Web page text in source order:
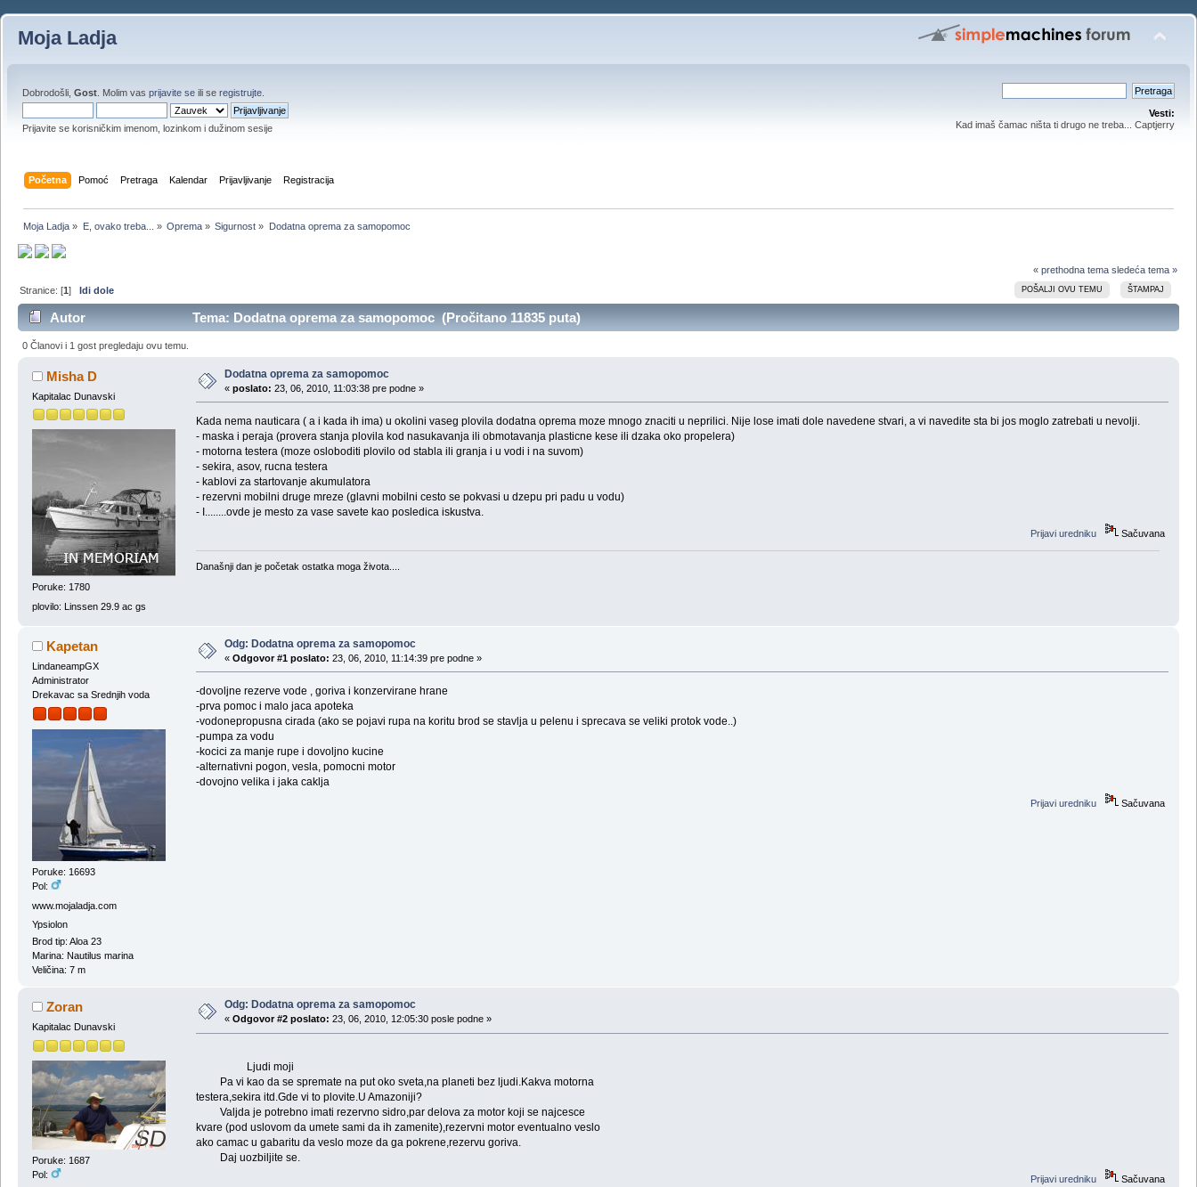
Moja Ladja
Dobrodošli, Gost . Molim vas prijavite se ili se registrujte
Prijavite se korisničkim imenom, lozinkom i dužinom sesije
Vesti:
Kad imaš čamac ništa ti drugo ne treba... Captjerry
Početna Pomoć Pretraga Kalendar Prijavljivanje Registracija
Moja Ladja » E, ovako treba... » Oprema» Sigurnost » Dodatna oprema za samopomoc
« prethodna tema sledeća tema »
POŠALJI OVU TEMU ŠTAMPAJ
Stranice: [1]Idi dole
Autor Tema: Dodatna oprema za samopomoc (Pročitano 11835 puta)
0 Članovi i 1 gost pregledaju ovu temu.
Misha D
Kapitalac Dunavski
Poruke: 1780
plovilo: Linssen 29.9 ac gs
Dodatna oprema za samopomoc
« poslato: 23, 06, 2010, 11:03:38 pre podne »
Kada nema nauticara ( a i kada ih ima) u okolini vaseg plovila dodatna oprema moze mnogo znaciti u neprilici. Nije lose imati dole navedene stvari, a vi navedite sta bi jos moglo zatrebati u nevolji.
- maska i peraja (provera stanja plovila kod nasukavanja ili obmotavanja plasticne kese ili dzaka oko propelera)
- motorna testera (moze osloboditi plovilo od stabla ili granja i u vodi i na suvom)
- sekira, asov, rucna testera
- kablovi za startovanje akumulatora
- rezervni mobilni druge mreze (glavni mobilni cesto se pokvasi u dzepu pri padu u vodu)
- I........ovde je mesto za vase savete kao posledica iskustva.
Prijavi uredniku Sačuvana
Današnji dan je početak ostatka moga života....
Kapetan
LindaneampGX
Administrator
Drekavac sa Srednjih voda
Poruke: 16693
Pol:
www.mojaladja.com
Ypsiolon
Brod tip: Aloa 23
Marina: Nautilus marina
Veličina: 7 m
Odg: Dodatna oprema za samopomoc
« Odgovor #1 poslato: 23, 06, 2010, 11:14:39 pre podne »
-dovoljne rezerve vode , goriva i konzervirane hrane
-prva pomoc i malo jaca apoteka
-vodonepropusna cirada (ako se pojavi rupa na koritu brod se stavlja u pelenu i sprecava se veliki protok vode..)
-pumpa za vodu
-kocici za manje rupe i dovoljno kucine
-alternativni pogon, vesla, pomocni motor
-dovojno velika i jaka caklja
Prijavi uredniku Sačuvana
Zoran
Kapitalac Dunavski
Poruke: 1687
Pol:
Odg: Dodatna oprema za samopomoc
« Odgovor #2 poslato: 23, 06, 2010, 12:05:30 posle podne »
Ljudi moji
Pa vi kao da se spremate na put oko sveta,na planeti bez ljudi.Kakva motorna
testera,sekira itd.Gde vi to plovite.U Amazoniji?
Valjda je potrebno imati rezervno sidro,par delova za motor koji se najcesce
kvare (pod uslovom da umete sami da ih zamenite),rezervni motor eventualno veslo
ako camac u gabaritu da veslo moze da ga pokrene,rezervu goriva.
Daj uozbiljite se.
Prijavi uredniku Sačuvana